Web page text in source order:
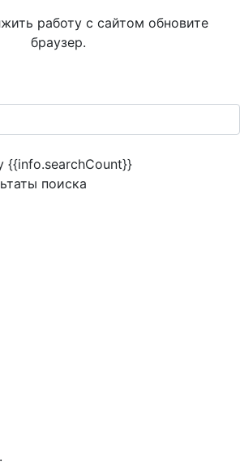
работу с сайтом обновите
браузер.
{{info.searchCount}}
поиска